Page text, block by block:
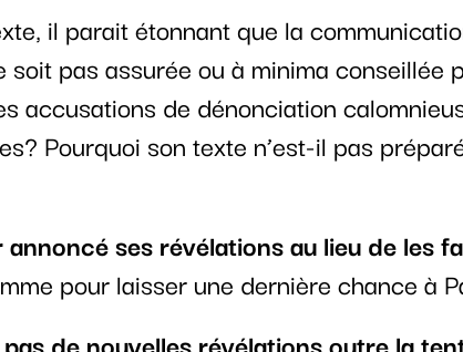
il parait étonnant que la
soit pas assurée ou à minima conseillée
accusations de dénonciation
Pourquoi son texte n’est-il pas
ses révélations au lieu de les
pour laisser une dernière chance à